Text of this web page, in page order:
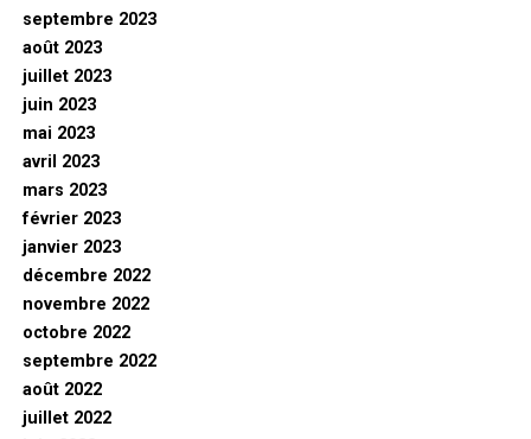
septembre 2023
août 2023
juillet 2023
juin 2023
mai 2023
avril 2023
mars 2023
février 2023
janvier 2023
décembre 2022
novembre 2022
octobre 2022
septembre 2022
août 2022
juillet 2022